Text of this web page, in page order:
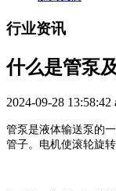
行业资讯
什么是管泵
2024-09-28 13:58:42
管泵是液体输送泵的
管子。电机使滚轮旋